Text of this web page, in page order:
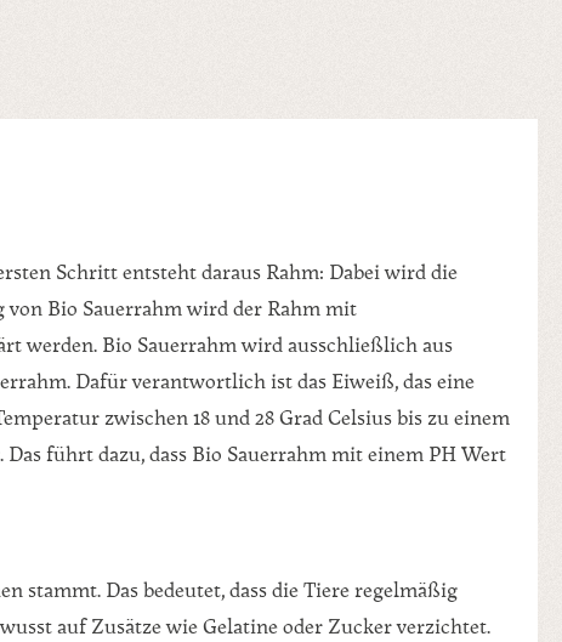
Schritt entsteht daraus Rahm: Dabei wird die
Bio Sauerrahm wird der Rahm mit
werden. Bio Sauerrahm wird ausschließlich aus
Dafür verantwortlich ist das Eiweiß, das eine
zwischen 18 und 28 Grad Celsius bis zu einem
führt dazu, dass Bio Sauerrahm mit einem PH Wert
stammt. Das bedeutet, dass die Tiere regelmäßig
auf Zusätze wie Gelatine oder Zucker verzichtet.